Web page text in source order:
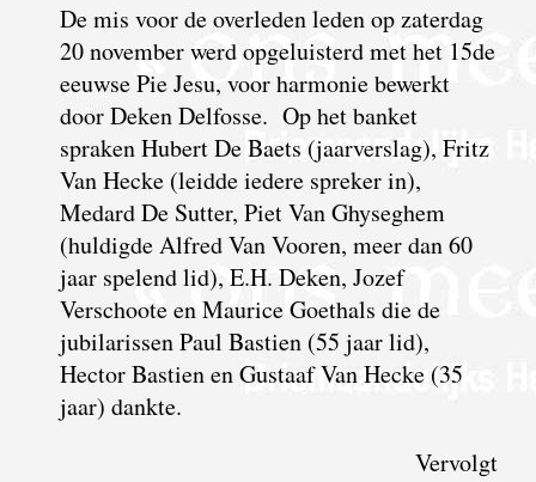
De mis voor de overleden leden op zaterdag
20 november werd opgeluisterd met het 15de
eeuwse Pie Jesu, voor harmonie bewerkt
door Deken Delfosse. Op het banket
spraken Hubert De Baets (jaarverslag), Fritz
Van Hecke (leidde iedere spreker in),
Medard De Sutter, Piet Van Ghyseghem
(huldigde Alfred Van Vooren, meer dan 60
jaar spelend lid), E.H. Deken, Jozef
Verschoote en Maurice Goethals die de
jubilarissen Paul Bastien (55 jaar lid),
Hector Bastien en Gustaaf Van Hecke (35
jaar) dankte.
Vervolgt